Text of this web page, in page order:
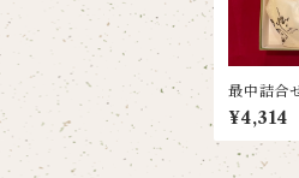
最中詰合
¥4,314